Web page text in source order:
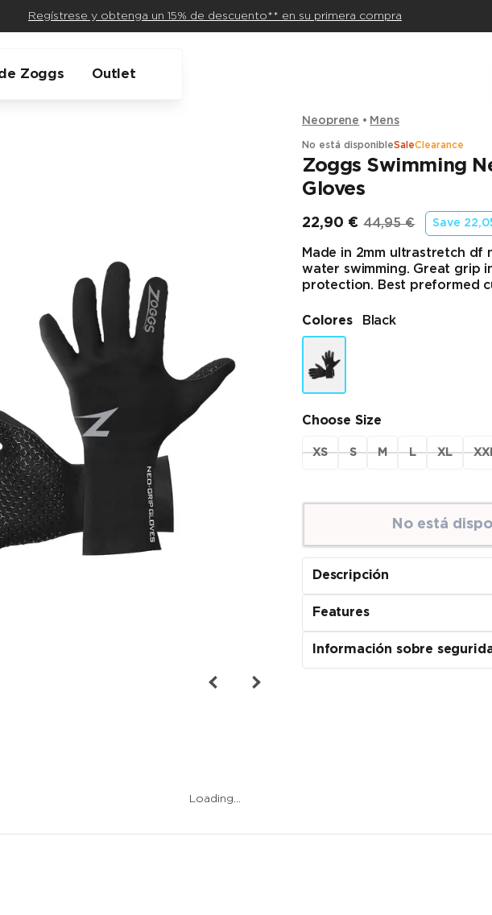
Regístrese y obtenga un 15% de descuento** en su primera compra
Zoggs Outlet
Neoprene Mens
No está disponibleSaleClearance
Zoggs Swimming
Gloves
22,90 €
Precio final
44,95 €
Precio original
Save
Made in 2mm ultrastretch df
water swimming. Great grip
protection. Best preformed
Colores Black
Choose Size
XS S M L XL
No está
Descripción
Features
Información sobre
Loading…